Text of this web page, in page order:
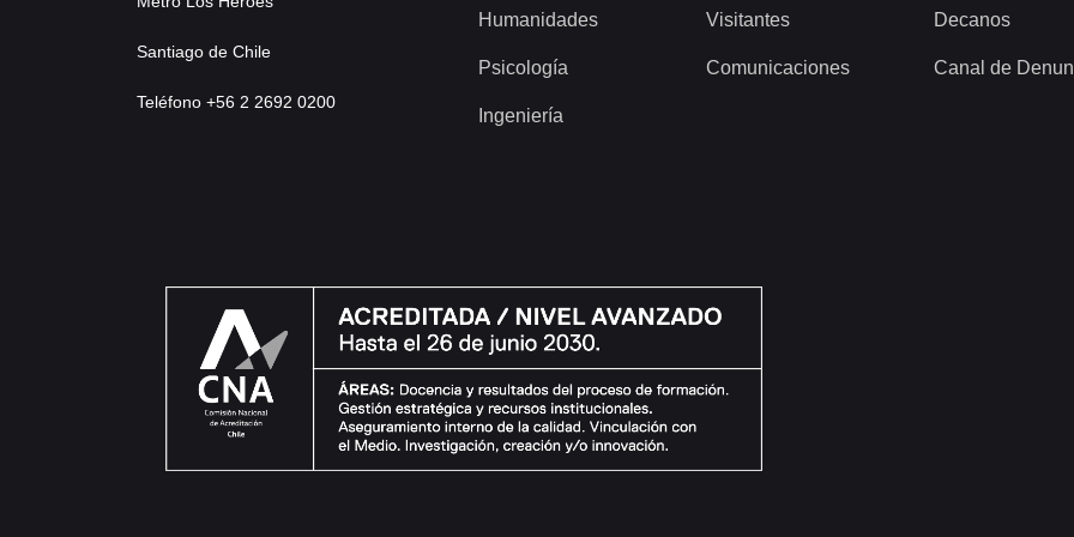
Santiago de Chile
Teléfono +56 2 2692 0200
Humanidades
Psicología
Ingeniería
Visitantes
Comunicaciones
Decanos
Canal de